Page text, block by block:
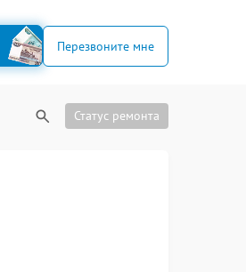
Перезвоните мне
Статус ремонта